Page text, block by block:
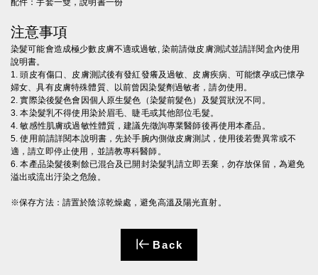
配件：手套一雙，說明書一份
注意事項
染髮可能會造成極少數皮膚不適或過敏, 染前請做皮膚測試並請詳閱盒內使用
說明書。
1. 頭皮有傷口、皮膚測試後有發紅發癢及過敏、皮膚疾病、可能懷孕或已懷孕
婦女、具有皮膚特殊體質、以前曾因染髮劑過敏者，請勿使用。
2. 實際染後髮色會因個人原生髮色（染髮前髮色）及髮質狀況不同。
3. 本染髮乳不得使用染於眉毛、睫毛或其他部位毛髮。
4. 敏感性肌膚或過敏性體質，建議先徵詢專業醫師後再使用本產品。
5. 使用前請詳閱本說明書，先於手腕內側做皮膚測試，使用後若覺異常或不
適，請立即停止使用，並請教專科醫師。
6. 本產品染髮後剩餘已混合及已開封染髮乳請立即丟棄，勿存放保留，為避免
溢出或流出汙染之危險。
※保存方法：請置於陰涼乾燥處，避免高溫及陽光直射。
Back